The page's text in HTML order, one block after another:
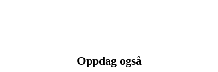
Oppdag også